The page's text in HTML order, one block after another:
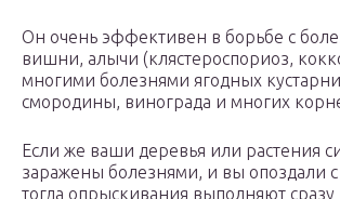
Он очень эффективен в борьбе с
вишни, алычи (клястероспориоз,
многими болезнями ягодных
смородины, винограда и многих
Если же ваши деревья или растения
заражены болезнями, и вы опоздали
тогда опрыскивания выполняют сразу